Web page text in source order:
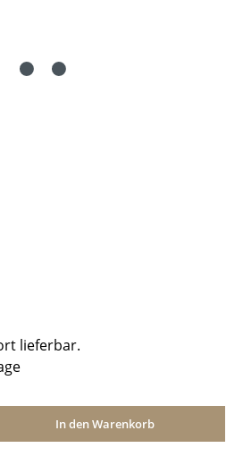
lieferbar.
Gib den gewünschten
In den Warenkorb